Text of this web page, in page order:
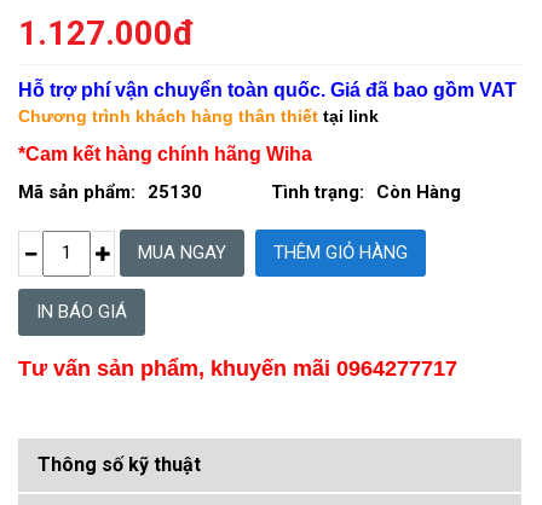
1.127.000đ
Hỗ trợ phí vận chuyển toàn quốc. Giá đã bao gồm VAT
Chương trình khách hàng thân thiết tại link
*Cam kết hàng chính hãng Wiha
Mã sản phẩm: 25130 Tình trạng: Còn Hàng
IN BÁO GIÁ
Tư vấn sản phẩm, khuyến mãi 0964277717
Thông số kỹ thuật